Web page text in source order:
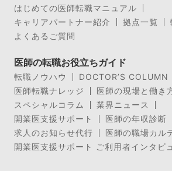
はじめての医師転職マニュアル
キャリアパートナー紹介
拠点一覧
よくあるご質問
医師の転職お役立ちガイド
転職ノウハウ
DOCTOR’S COLUMN
医師転職ナレッジ
医師の現場と働き
スペシャルコラム
業界ニュース
開業医支援サポート
医師の年収診断
求人のお知らせ代行
医師の職場カル
開業医支援サポート ご利用者インタビ